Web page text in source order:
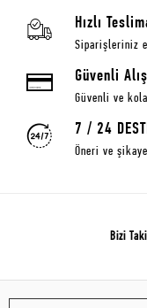
Hızlı
Siparişleriniz
Güvenli
Güvenli ve
7 / 24
Öneri ve
Bizi